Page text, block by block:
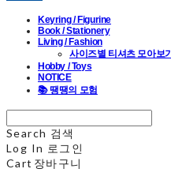
Keyring / Figurine
Book / Stationery
Living / Fashion
사이즈별 티셔츠 모아보기
Hobby / Toys
NOTICE
📚 땡땡의 모험
Search 검색
Log In 로그인
Cart 장바구니